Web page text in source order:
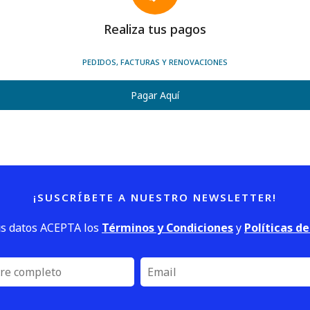
Realiza tus pagos
PEDIDOS, FACTURAS Y RENOVACIONES
Pagar Aquí
¡SUSCRÍBETE A NUESTRO NEWSLETTER!
datos ACEPTA los Términos y Condicionesy Políticas